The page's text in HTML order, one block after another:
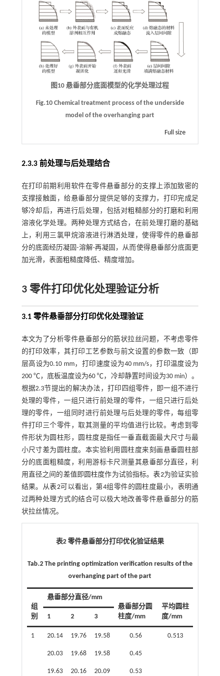
图10 悬垂部分底面模型的化学处理过程
Fig.10 Chemical treatment process of the underside
model of the overhanging part
Full size
2.3.3 前处理与后处理结合
在打印前期利用软件在零件悬垂部分的支撑上添加致密的
支撑接触面，给悬垂部分提供足够的支撑力，打印完成足
够冷却后，再进行后处理，包括对粗糙部分的打磨和利用
溶液化学处理。两种处理方式结合，在前处理打磨的基础
上，利用三氯甲烷溶液进行淋洒处理，使得零件的悬垂部
分的底面经历凝固-溶解-再凝固，从而使得悬垂部分底面更
加光滑，表面粗糙度降低、精度增加。
3 零件打印优化处理验证分析
3.1 零件悬垂部分打印优化处理验证
本文为了分析零件悬垂部分的筋状拉丝问题，不考虑零件
的打印效率，其打印工艺参数与前文设置的参数一致（即
层高设为0.10 mm，打印速度设为40 mm/s，打印温度设为
200 ℃，底板温度设为60 ℃，冷却静置时间设为30 min）。
根据2.3节提出的解决办法，打印四组零件，即一组不进行
处理的零件，一组只进行前处理的零件，一组只进行后处
理的零件，一组同时进行前处理与后处理的零件，每组零
件打印三个零件，取其测量的平均值进行比较。考虑到零
件形状为圆柱形，圆柱度是指任一垂直截面最大尺寸与最
小尺寸差为圆柱度。本实验利用圆柱度来刻画悬垂圆柱部
分的底面粗糙度，利用游标卡尺测量其悬垂部分直径，利
用直径之间的差值即圆柱度作为试验指标。表2为验证实验
结果。从表2可以看出，第4组零件的圆柱度最小，表明通
过两种处理方式的结合可以极大地改善零件悬垂部分的筋
状拉丝情况。
表2 零件悬垂部分打印优化验证结果
Tab.2 The printing optimization verification results of the
overhanging part of the part
组
别
悬垂部分直径/mm
悬垂部分圆
柱度/mm
平均圆柱
度/mm
1 2 3
1 20.14 19.76 19.58 0.56 0.513
20.03 19.68 19.58 0.45
19.63 20.16 20.09 0.53